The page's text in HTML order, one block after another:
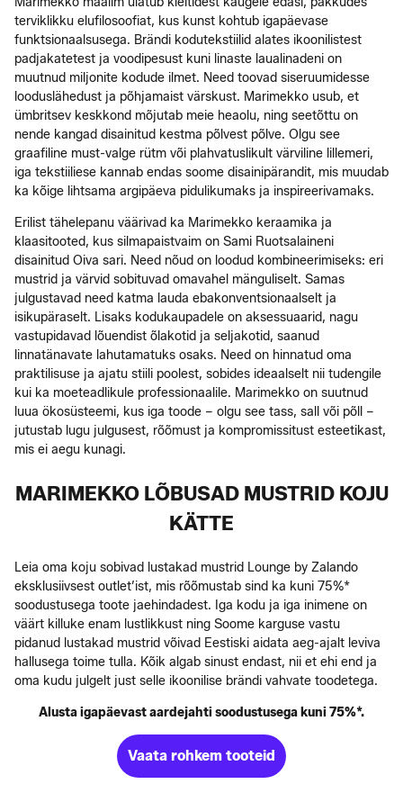
terviklikku elufilosoofiat, kus kunst kohtub igapäevase
funktsionaalsusega. Brändi kodutekstiilid alates ikoonilistest
padjakatetest ja voodipesust kuni linaste laualinadeni on
muutnud miljonite kodude ilmet. Need toovad siseruumidesse
looduslähedust ja põhjamaist värskust. Marimekko usub, et
ümbritsev keskkond mõjutab meie heaolu, ning seetõttu on
nende kangad disainitud kestma põlvest põlve. Olgu see
graafiline must-valge rütm või plahvatuslikult värviline lillemeri,
iga tekstiiliese kannab endas soome disainipärandit, mis muudab
ka kõige lihtsama argipäeva pidulikumaks ja inspireerivamaks.
Erilist tähelepanu väärivad ka Marimekko keraamika ja
klaasitooted, kus silmapaistvaim on Sami Ruotsalaineni
disainitud Oiva sari. Need nõud on loodud kombineerimiseks: eri
mustrid ja värvid sobituvad omavahel mänguliselt. Samas
julgustavad need katma lauda ebakonventsionaalselt ja
isikupäraselt. Lisaks kodukaupadele on aksessuaarid, nagu
vastupidavad lõuendist õlakotid ja seljakotid, saanud
linnatänavate lahutamatuks osaks. Need on hinnatud oma
praktilisuse ja ajatu stiili poolest, sobides ideaalselt nii tudengile
kui ka moeteadlikule professionaalile. Marimekko on suutnud
luua ökosüsteemi, kus iga toode – olgu see tass, sall või põll –
jutustab lugu julgusest, rõõmust ja kompromissitust esteetikast,
mis ei aegu kunagi.
MARIMEKKO LÕBUSAD MUSTRID KOJU
KÄTTE
Leia oma koju sobivad lustakad mustrid Lounge by Zalando
eksklusiivsest outlet’ist, mis rõõmustab sind ka kuni 75%*
soodustusega toote jaehindadest. Iga kodu ja iga inimene on
väärt killuke enam lustlikkust ning Soome karguse vastu
pidanud lustakad mustrid võivad Eestiski aidata aeg-ajalt leviva
hallusega toime tulla. Kõik algab sinust endast, nii et ehi end ja
oma kudu julgelt just selle ikoonilise brändi vahvate toodetega.
Alusta igapäevast aardejahti soodustusega kuni 75%*.
Vaata rohkem tooteid